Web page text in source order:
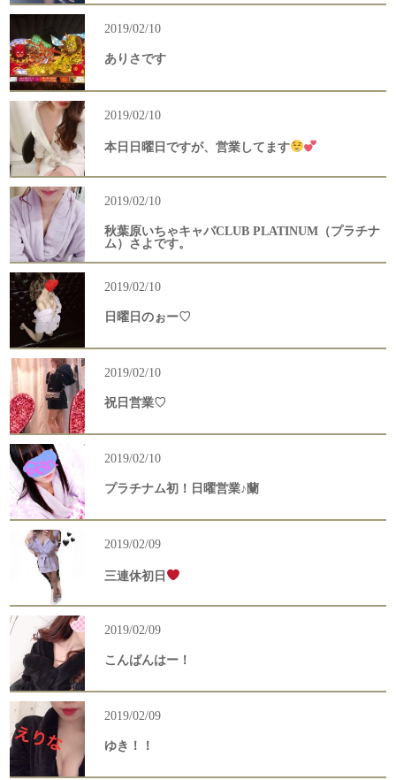
2019/02/10
ありさです
2019/02/10
本日日曜日ですが、営業してます
2019/02/10
秋葉原いちゃキャバCLUB PLATINUM（プラチナ
ム）さよです。
2019/02/10
日曜日のぉー♡
2019/02/10
祝日営業♡
2019/02/10
プラチナム初！日曜営業♪蘭
2019/02/09
三連休初日
2019/02/09
こんばんはー！
2019/02/09
ゆき！！